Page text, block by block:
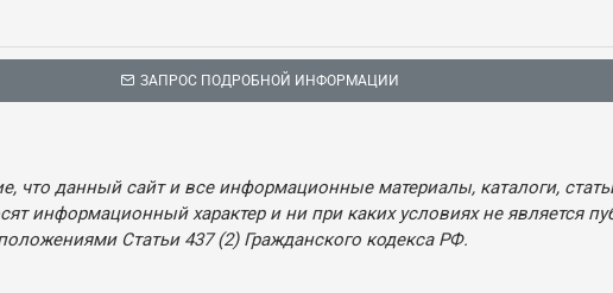
ЗАПРОС ПОДРОБНОЙ ИНФОРМАЦИИ
что данный сайт и все информационные материалы, каталоги,
информационный характер и ни при каких условиях не является
Статьи 437 (2) Гражданского кодекса РФ.